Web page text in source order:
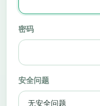
密码
安全问题